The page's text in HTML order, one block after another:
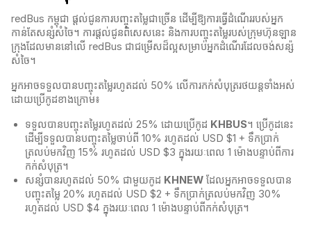
redBus កម្ពុជា​ ផ្តល់ជូនការបញ្ចុះតម្លៃជាច្រើន ដើម្បីឱ្យការធ្វើដំណើររបស់អ្នក
កាន់តែសន្សំសំចៃ។ ការផ្តល់ជូនពិសេសនេះ និងការបញ្ចុះតម្លៃរបស់ក្រុមហ៊ុនឡាន
ក្រុងដែលមាននៅលើ redBus​ ជាជម្រើសដ៏ល្អសម្រាប់អ្នកដំណើរដែលចង់សន្ស៉
សំចៃ។
អ្នកអាចទទួលបានបញ្ចុះតម្លៃរហូតដល់ 50% លើការកក់សំបុត្ររថយន្តទាំងអស់
ដោយប្រើកូដខាងក្រោម៖
ទទួលបានបញ្ចុះតម្លៃរហូតដល់ 25% ដោយប្រើកូដ KHBUS។ ប្រើកូដនេះ
ដើម្បីទទួលបានបញ្ចុះតម្លៃចាប់ពី 10% រហូតដល់ USD $1 + ទឹកប្រាក់
ត្រលប់មកវិញ 15% រហូតដល់ USD $3 ក្នុងរយៈពេល 1 ម៉ោងបន្ទាប់ពីការ
កក់សំបុត្រ។
សន្សំបានរហូតដល់ 50% ជាមួយកូដ KHNEW ដែលអ្នកអាចទទួលបាន
បញ្ចុះតម្លៃ 20% រហូតដល់ USD $2 + ទឹកប្រាក់ត្រលប់មកវិញ 30%
រហូតដល់ USD $4 ក្នុងរយៈពេល 1 ម៉ោងបន្ទាប់ពីកក់សំបុត្រ។